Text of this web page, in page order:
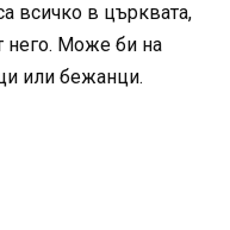
всичко в църквата,
него. Може би на
или бежанци.